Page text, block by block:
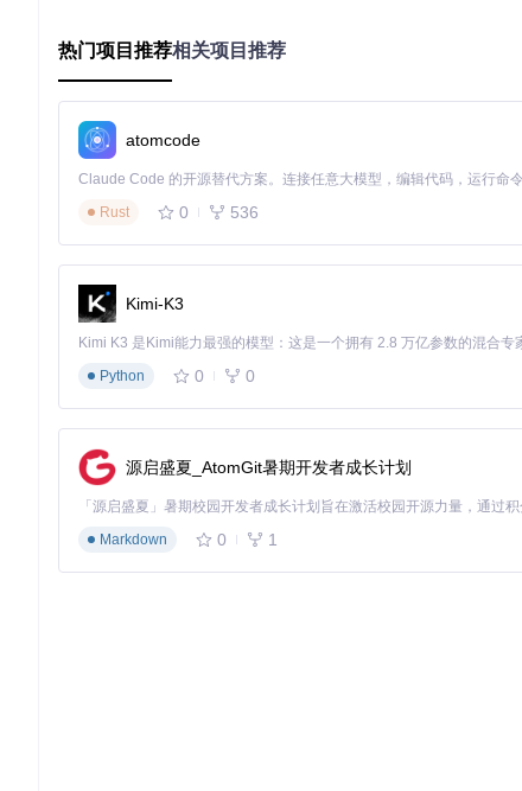
的游戏进度，无需重复完成已解锁的内容，极大提升了游戏体验
利用工具的存档转换功能，可以将重要的游戏进度转换为不
免因数据丢失造成的损失。建议玩家在每次重要游戏进度更新
3.3 家庭共享与进度协作
游戏进度的隔离管理，同时方便家庭成员间共享特定游戏阶段
四、操作指南：三步完成存档转换
4.1 准备工作：确认存档文件结构
在进行存档转换前，需要确保源存档文件结构完整。典型的
件。
图：BotW存档文件夹结构示例，显示了存档文件的标准目录组织
4.2 图形界面转换流程
：启动BotW Save Manager，通过"文件 > 打开
：在主界面的转换设置区域，选择目标平台
执行转换：点击"开始转换"按钮，工具将自动处理存档文
热门项目推荐相关项目推荐
atomcode
Rust
0 536
Kimi-K3
Python
0 0
源启盛夏_AtomGit暑期开发者成长计划
Markdown
0 1